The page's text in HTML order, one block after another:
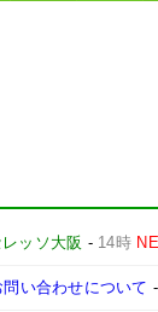
レッソ大阪 - 14時
問い合わせについて